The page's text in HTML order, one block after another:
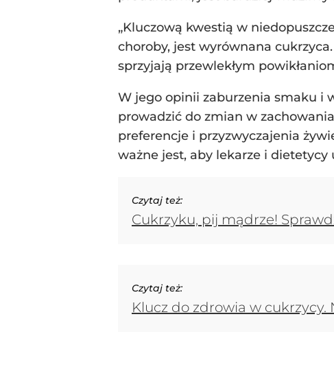
„Kluczową kwestią w
choroby, jest wyrównana
sprzyjają przewlekłym
W jego opinii zaburzenia smaku i
prowadzić do zmian w
preferencje i przyzwyczajenia
ważne jest, aby lekarze i
Czytaj też:
Cukrzyku, pij mądrze!
Czytaj też:
Klucz do zdrowia w cukrzycy.